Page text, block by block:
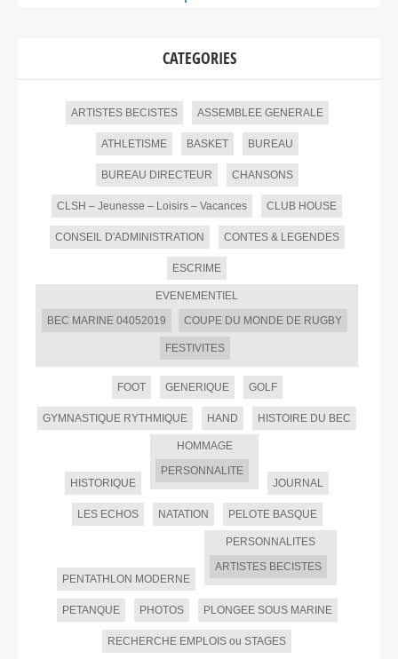
CATEGORIES
ARTISTES BECISTES ASSEMBLEE GENERALE
ATHLETISME BASKET BUREAU
BUREAU DIRECTEUR CHANSONS
CLSH – Jeunesse – Loisirs – Vacances CLUB HOUSE
CONSEIL D'ADMINISTRATION CONTES & LEGENDES
ESCRIME
EVENEMENTIEL
BEC MARINE 04052019
COUPE DU MONDE DE RUGBY
FESTIVITES
FOOT GENERIQUE GOLF
GYMNASTIQUE RYTHMIQUE HAND HISTOIRE DU BEC
HISTORIQUE
HOMMAGE
PERSONNALITE
JOURNAL
LES ECHOS NATATION PELOTE BASQUE
PENTATHLON MODERNE
PERSONNALITES
ARTISTES BECISTES
PETANQUE PHOTOS PLONGEE SOUS MARINE
RECHERCHE EMPLOIS ou STAGES